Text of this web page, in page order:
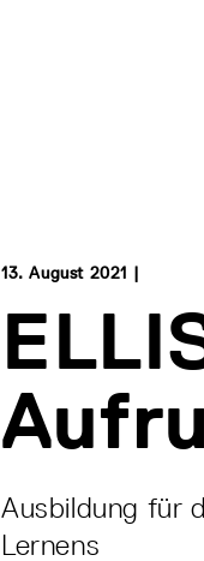
13. August 2021 |
Ausbildung für
Lernens